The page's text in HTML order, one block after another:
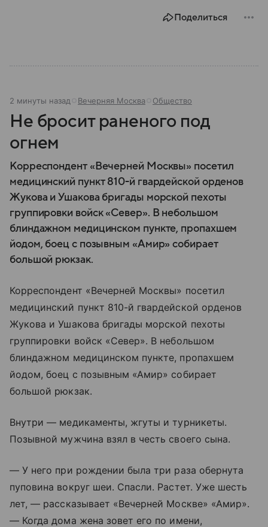
Поделиться
2 минуты назад Вечерняя Москва Общество
Не бросит раненого под
огнем
Корреспондент «Вечерней Москвы» посетил
медицинский пункт 810-й гвардейской орденов
Жукова и Ушакова бригады морской пехоты
группировки войск «Север». В небольшом
блиндажном медицинском пункте, пропахшем
йодом, боец с позывным «Амир» собирает
большой рюкзак.
Корреспондент «Вечерней Москвы» посетил
медицинский пункт 810-й гвардейской орденов
Жукова и Ушакова бригады морской пехоты
группировки войск «Север». В небольшом
блиндажном медицинском пункте, пропахшем
йодом, боец с позывным «Амир» собирает
большой рюкзак.
Внутри — медикаменты, жгуты и турникеты.
Позывной мужчина взял в честь своего сына.
— У него при рождении была три раза обернута
пуповина вокруг шеи. Спасли. Растет. Уже шесть
лет, — рассказывает «Вечерней Москве» «Амир».
— Когда дома жена зовет его по имени,